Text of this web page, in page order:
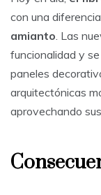
con una
amianto. Las
funcionalidad y
paneles
arquitectónicas
aprovechando